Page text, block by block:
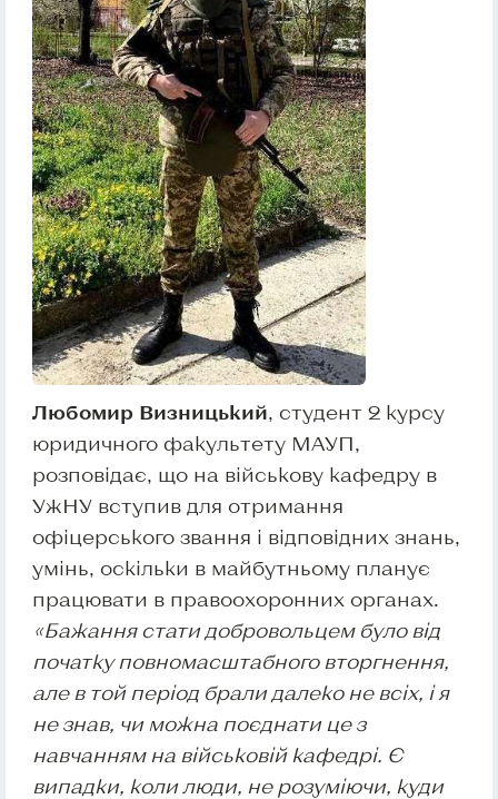
Любомир Визницький, студент 2 курсу
юридичного факультету МАУП,
розповідає, що на військову кафедру в
УжНУ вступив для отримання
офіцерського звання і відповідних знань,
умінь, оскільки в майбутньому планує
працювати в правоохоронних органах.
«Бажання стати добровольцем було від
початку повномасштабного вторгнення,
але в той період брали далеко не всіх, і я
не знав, чи можна поєднати це з
навчанням на військовій кафедрі. Є
випадки, коли люди, не розуміючи, куди